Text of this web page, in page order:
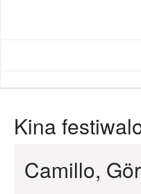
Kina
Camillo,